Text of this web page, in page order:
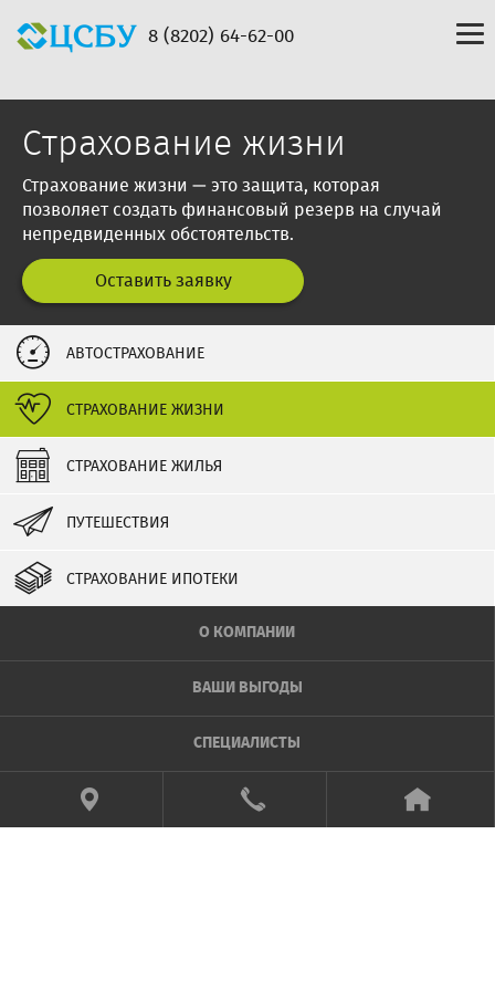
8 (8202) 64-62-00
Cтрахование жизни
Страхование жизни — это защита, которая
позволяет создать финансовый резерв на случай
непредвиденных обстоятельств.
Оставить заявку
АВТОСТРАХОВАНИЕ
СТРАХОВАНИЕ ЖИЗНИ
СТРАХОВАНИЕ ЖИЛЬЯ
ПУТЕШЕСТВИЯ
СТРАХОВАНИЕ ИПОТЕКИ
О КОМПАНИИ
ВАШИ ВЫГОДЫ
СПЕЦИАЛИСТЫ